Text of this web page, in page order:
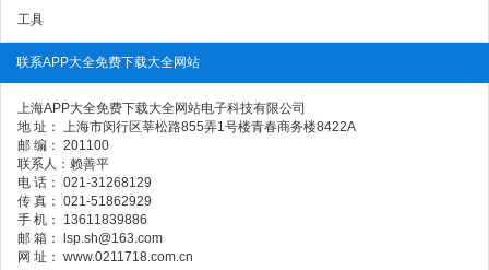
工具
联系APP大全免费下载大全网站
上海APP大全免费下载大全网站电子科技有限公司
地 址： 上海市闵行区莘松路855弄1号楼青春商务楼8422A
邮 编： 201100
联系人：赖善平
电 话： 021-31268129
传 真： 021-51862929
手 机： 13611839886
邮 箱： lsp.sh@163.com
网 址： www.0211718.com.cn